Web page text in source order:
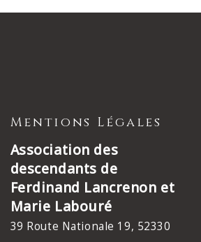
Mentions Légales
Association des
descendants de
Ferdinand Lancrenon et
Marie Labouré
39 Route Nationale 19, 52330